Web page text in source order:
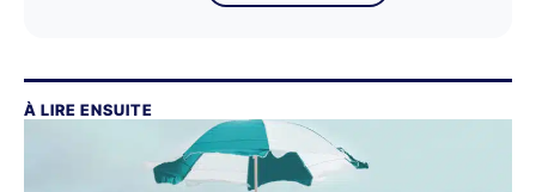
À LIRE ENSUITE